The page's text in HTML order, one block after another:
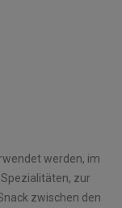
werden, im
zur
zwischen den